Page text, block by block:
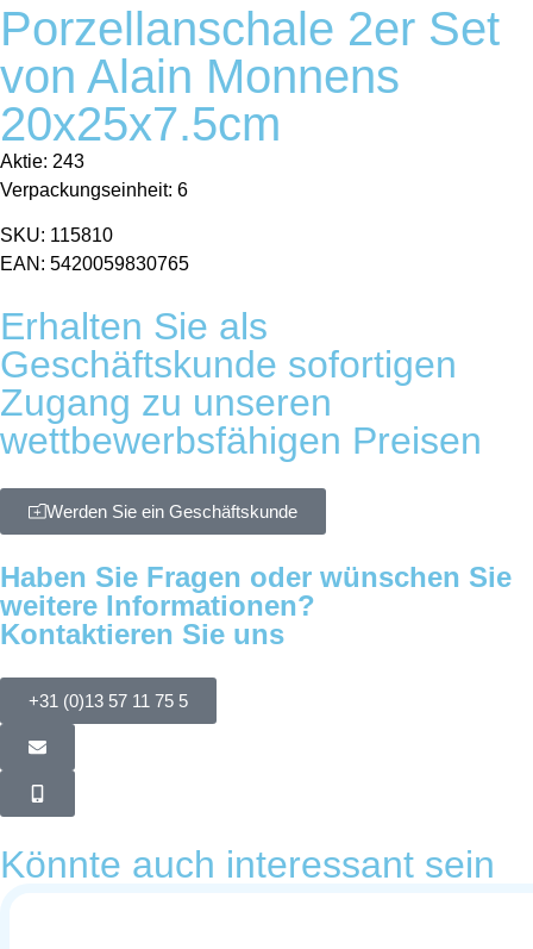
Porzellanschale 2er Set
von Alain Monnens
20x25x7.5cm
Aktie: 243
Verpackungseinheit: 6
SKU: 115810
EAN: 5420059830765
Erhalten Sie als
Geschäftskunde sofortigen
Zugang zu unseren
wettbewerbsfähigen Preisen
Werden Sie ein Geschäftskunde
Haben Sie Fragen oder wünschen Sie
weitere Informationen?
Kontaktieren Sie uns
+31 (0)13 57 11 75 5
Könnte auch interessant sein